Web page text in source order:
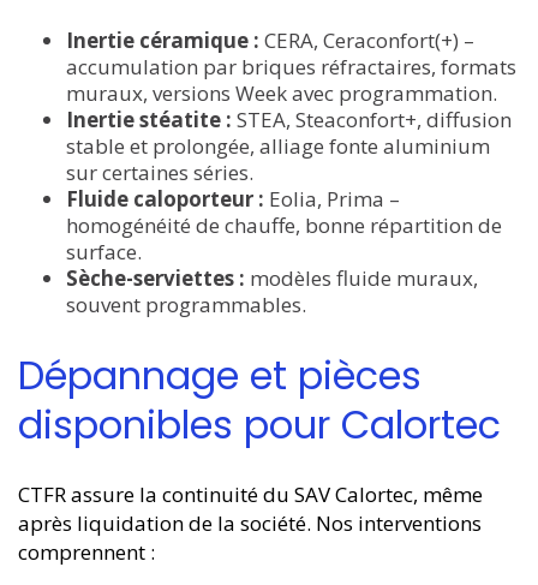
Inertie céramique : CERA, Ceraconfort(+) –
accumulation par briques réfractaires, formats
muraux, versions Week avec programmation.
Inertie stéatite : STEA, Steaconfort+, diffusion
stable et prolongée, alliage fonte aluminium
sur certaines séries.
Fluide caloporteur : Eolia, Prima –
homogénéité de chauffe, bonne répartition de
surface.
Sèche-serviettes : modèles fluide muraux,
souvent programmables.
Dépannage et pièces
disponibles pour Calortec
CTFR assure la continuité du SAV Calortec, même
après liquidation de la société. Nos interventions
comprennent :